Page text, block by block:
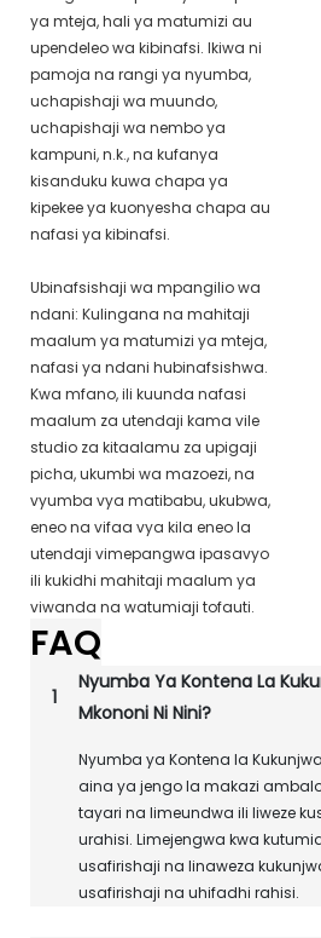
ya mteja, hali ya matumizi au
upendeleo wa kibinafsi. Ikiwa ni
pamoja na rangi ya nyumba,
uchapishaji wa muundo,
uchapishaji wa nembo ya
kampuni, n.k., na kufanya
kisanduku kuwa chapa ya
kipekee ya kuonyesha chapa au
nafasi ya kibinafsi.
Ubinafsishaji wa mpangilio wa
ndani: Kulingana na mahitaji
maalum ya matumizi ya mteja,
nafasi ya ndani hubinafsishwa.
Kwa mfano, ili kuunda nafasi
maalum za utendaji kama vile
studio za kitaalamu za upigaji
picha, ukumbi wa mazoezi, na
vyumba vya matibabu, ukubwa,
eneo na vifaa vya kila eneo la
utendaji vimepangwa ipasavyo
ili kukidhi mahitaji maalum ya
viwanda na watumiaji tofauti.
FAQ
1
Nyumba Ya Kontena La
Mkononi Ni Nini?
Nyumba ya Kontena la
aina ya jengo la makazi
tayari na limeundwa ili liweze
urahisi. Limejengwa kwa
usafirishaji na linaweza
usafirishaji na uhifadhi rahisi.